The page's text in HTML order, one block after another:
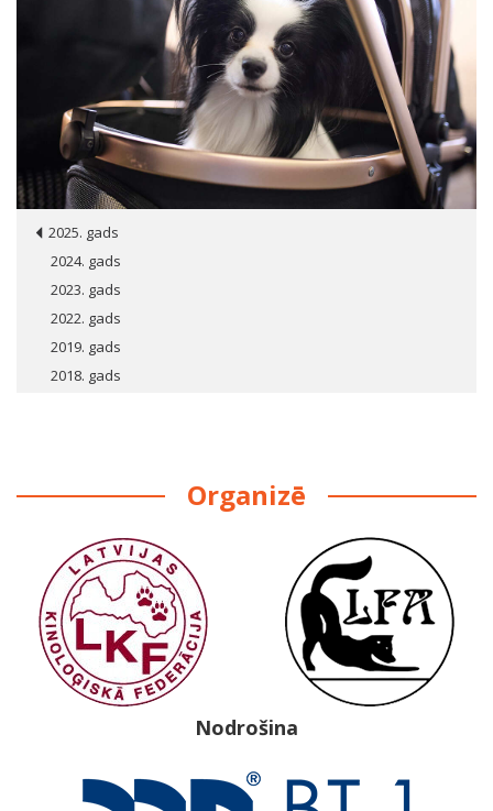
2025. gads
2024. gads
2023. gads
2022. gads
2019. gads
2018. gads
Organizē
Nodrošina